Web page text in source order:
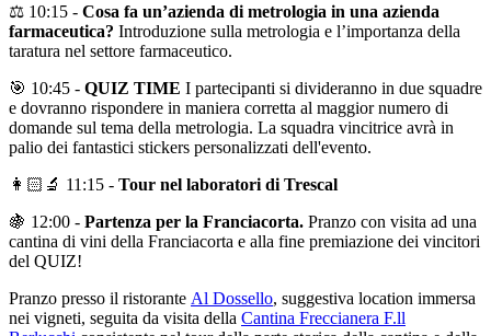
⚖️ 10:15 - Cosa fa un’azienda di metrologia in una azienda
farmaceutica? Introduzione sulla metrologia e l’importanza della
taratura nel settore farmaceutico.
🎯 10:45 - QUIZ TIME I partecipanti si divideranno in due squadre
e dovranno rispondere in maniera corretta al maggior numero di
domande sul tema della metrologia. La squadra vincitrice avrà in
palio dei fantastici stickers personalizzati dell'evento.
👩🏻‍🔬 11:15 - Tour nel laboratori di Trescal
🍇 12:00 - Partenza per la Franciacorta. Pranzo con visita ad una
cantina di vini della Franciacorta e alla fine premiazione dei vincitori
del QUIZ!
Pranzo presso il ristorante Al Dossello, suggestiva location immersa
nei vigneti, seguita da visita della Cantina Freccianera F.ll